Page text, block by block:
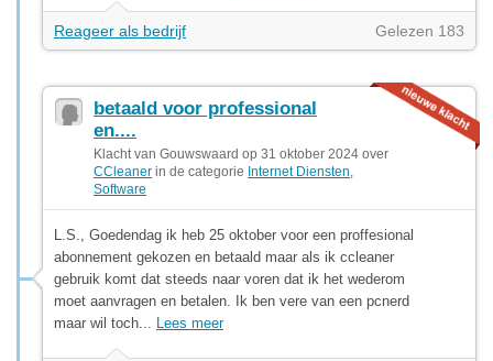
Reageer als bedrijf Gelezen 183
betaald voor professional
en....
Klacht van Gouwswaard op 31 oktober 2024 over
CCleaner in de categorie Internet Diensten
Software
L.S., Goedendag ik heb 25 oktober voor een proffesional
abonnement gekozen en betaald maar als ik ccleaner
gebruik komt dat steeds naar voren dat ik het wederom
moet aanvragen en betalen. Ik ben vere van een pcnerd
maar wil toch... Lees meer